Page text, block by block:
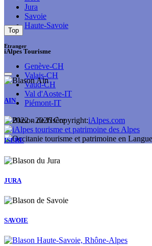
Jura
Savoie
Haute-Savoie
Etranger
Genève-CH
Valais-CH
Vaud-CH
Val d'Aoste-IT
Piémont-IT
© 2022 -2026Copyright:iAlpes.com
Top
iAlpes Tourisme
AIN
ISERE
JURA
SAVOIE